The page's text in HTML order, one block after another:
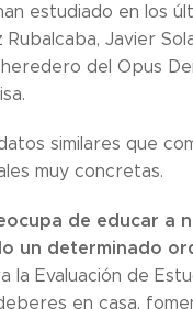
estudiado en los
Javier
del Opus
similares que
muy concretas.
de educar a
un determinado
la Evaluación de
en casa,